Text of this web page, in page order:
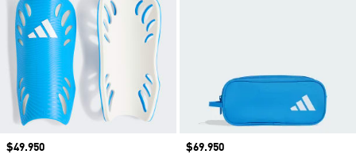
Precio
$49.950
Precio
$69.950